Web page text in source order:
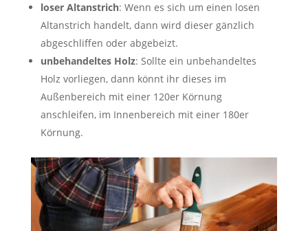
loser Altanstrich: Wenn es sich um einen losen
Altanstrich handelt, dann wird dieser gänzlich
abgeschliffen oder abgebeizt.
unbehandeltes Holz: Sollte ein unbehandeltes
Holz vorliegen, dann könnt ihr dieses im
Außenbereich mit einer 120er Körnung
anschleifen, im Innenbereich mit einer 180er
Körnung.